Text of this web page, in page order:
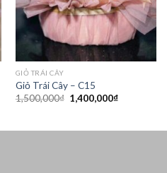
GIỎ TRÁI CÂY
Giỏ Trái Cây – C15
1,500,000₫ Giá
gốc
1,400,000₫Giá